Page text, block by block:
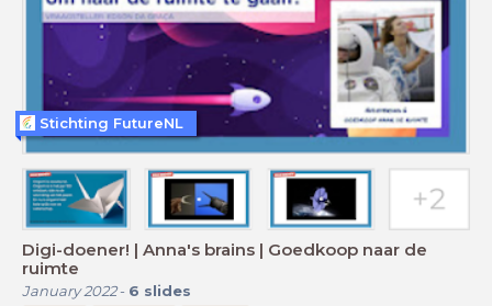
Digi-doener! | Anna's brains | Goedkoop naar de
ruimte
January 2022- 6 slides
Stichting FutureNL